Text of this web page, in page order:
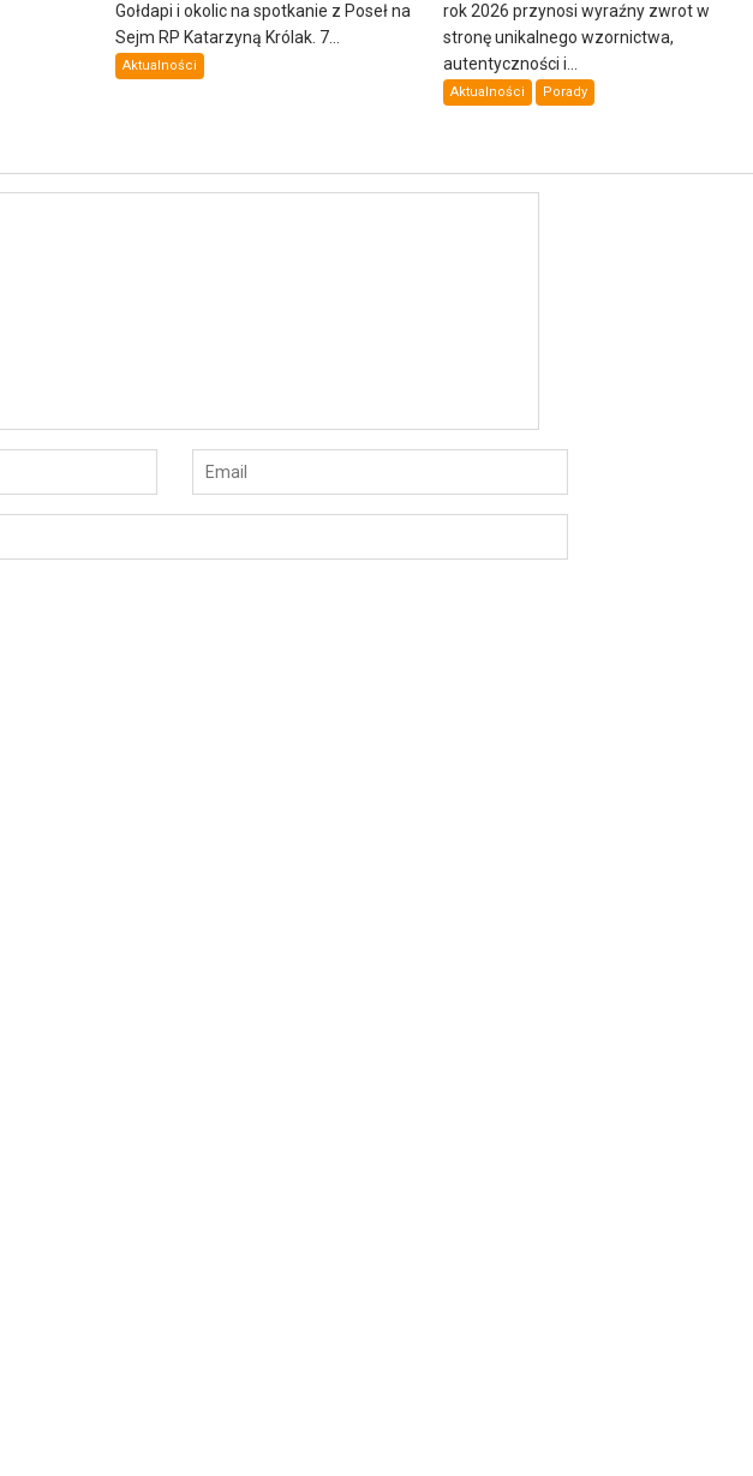
Gołdapi i okolic na spotkanie z Poseł na
Sejm RP Katarzyną Królak. 7...
Aktualności
rok 2026 przynosi wyraźny zwrot w
stronę unikalnego wzornictwa,
autentyczności i...
Aktualności Porady